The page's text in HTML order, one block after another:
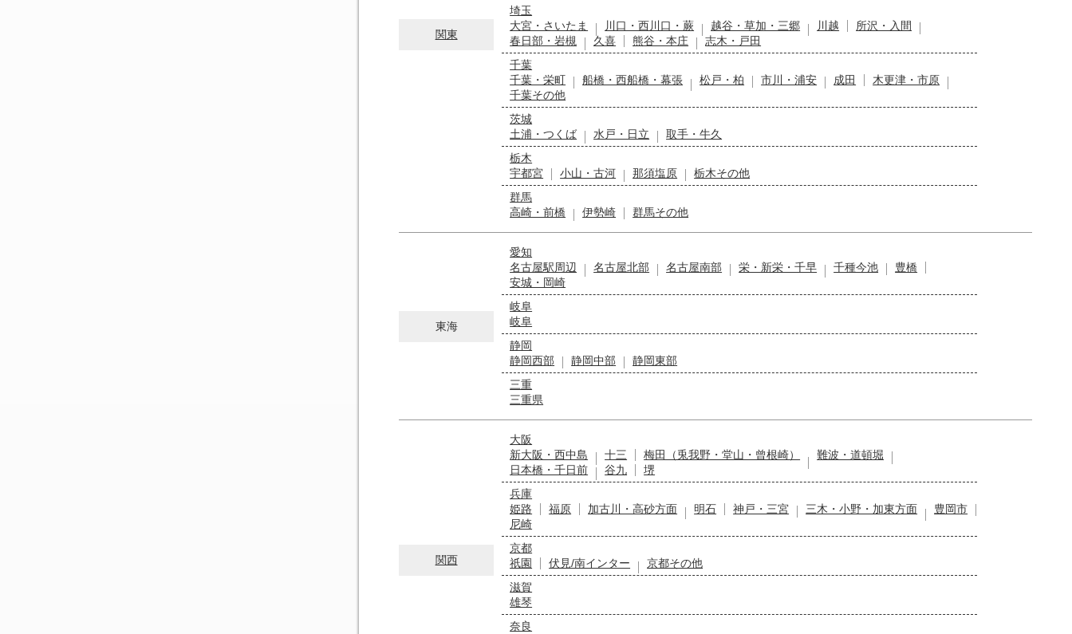
関東
埼玉
大宮・さいたま
川口・西川口・蕨 越谷・草加・三郷 川越
所沢・入間
春日部・岩槻
久喜 熊谷・本庄
志木・戸田
千葉
千葉・栄町
船橋・西船橋・幕張 松戸・柏 市川・浦安 成田
木更津・市原
千葉その他
茨城
土浦・つくば
水戸・日立
取手・牛久
栃木
宇都宮
小山・古河 那須塩原
栃木その他
群馬
高崎・前橋
伊勢崎 群馬その他
東海
愛知
名古屋駅周辺
名古屋北部 名古屋南部 栄・新栄・千早 千種今池
豊橋
安城・岡崎
岐阜
岐阜
静岡
静岡西部
静岡中部
静岡東部
三重
三重県
関西
大阪
新大阪・西中島
十三 梅田（兎我野・堂山・曾根崎）
難波・道頓堀
日本橋・千日前
谷九
堺
兵庫
姫路
福原 加古川・高砂方面 明石 神戸・三宮 三木・小野・加東方面
豊岡市
尼崎
京都
祇園
伏見/南インター
京都その他
滋賀
雄琴
奈良